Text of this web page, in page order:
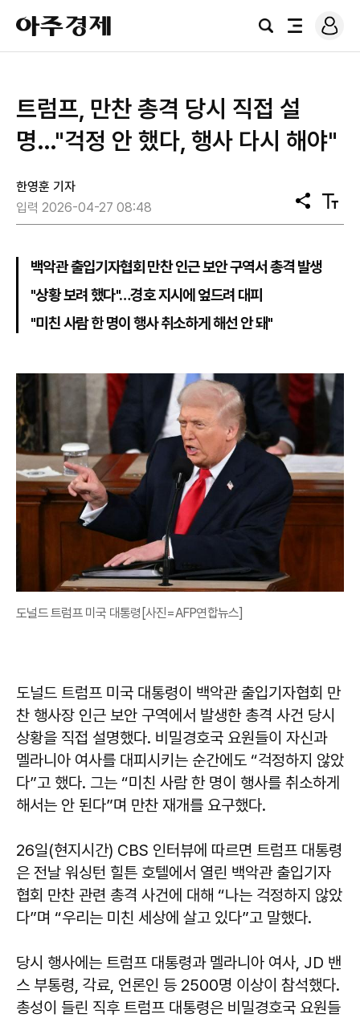
아
주
경
검
전
로
그
트럼프, 만찬 총격 당시 직접 설
명…"걱정 안 했다, 행사 다시 해야"
한영훈 기자
입력 2026-04-27 08:48
공
유
텍
스
백악관 출입기자협회 만찬 인근 보안 구역서 총격 발생
"상황 보려 했다"…경호 지시에 엎드려 대피
"미친 사람 한 명이 행사 취소하게 해선 안 돼"
도널드 트럼프 미국 대통령[사진=AFP연합뉴스]
도널드 트럼프 미국 대통령이 백악관 출입기자협회 만
찬 행사장 인근 보안 구역에서 발생한 총격 사건 당시
상황을 직접 설명했다. 비밀경호국 요원들이 자신과
멜라니아 여사를 대피시키는 순간에도 “걱정하지 않았
다”고 했다. 그는 “미친 사람 한 명이 행사를 취소하게
해서는 안 된다”며 만찬 재개를 요구했다.
26일(현지시간) CBS 인터뷰에 따르면 트럼프 대통령
은 전날 워싱턴 힐튼 호텔에서 열린 백악관 출입기자
협회 만찬 관련 총격 사건에 대해 “나는 걱정하지 않았
다”며 “우리는 미친 세상에 살고 있다”고 말했다.
당시 행사에는 트럼프 대통령과 멜라니아 여사, JD 밴
스 부통령, 각료, 언론인 등 2500명 이상이 참석했다.
총성이 들린 직후 트럼프 대통령은 비밀경호국 요원들